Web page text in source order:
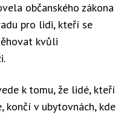
občanského zákona
pro lidi, kteří se
kvůli
k tomu, že lidé, kteří
v ubytovnách, kde